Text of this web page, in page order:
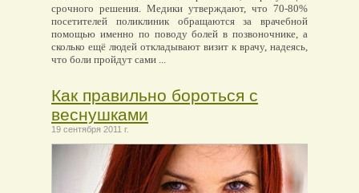
срочного решения. Медики утверждают, что 70-80%
посетителей поликлиник обращаются за врачебной
помощью именно по поводу болей в позвоночнике, а
сколько ещё людей откладывают визит к врачу, надеясь,
что боли пройдут сами ...
Как правильно бороться с
веснушками
19 сентября 2011 г.